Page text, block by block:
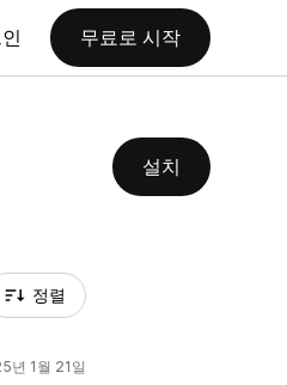
무료로 시작
설치
정렬
년 1월 21일